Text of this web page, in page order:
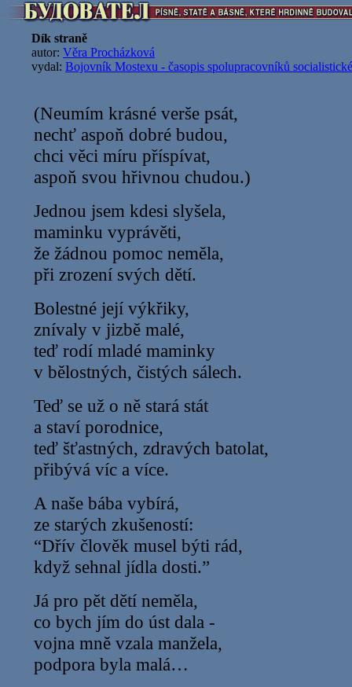
Dík straně
autor: Věra Procházková
vydal: Bojovník Mostexu - časopis spolupracovníků
(Neumím krásné verše psát,
nechť aspoň dobré budou,
chci věci míru příspívat,
aspoň svou hřivnou chudou.)
Jednou jsem kdesi slyšela,
maminku vyprávěti,
že žádnou pomoc neměla,
při zrození svých dětí.
Bolestné její výkřiky,
znívaly v jizbě malé,
teď rodí mladé maminky
v bělostných, čistých sálech.
Teď se už o ně stará stát
a staví porodnice,
teď šťastných, zdravých batolat,
přibývá víc a více.
A naše bába vybírá,
ze starých zkušeností:
“Dřív člověk musel býti rád,
když sehnal jídla dosti.”
Já pro pět dětí neměla,
co bych jím do úst dala -
vojna mně vzala manžela,
podpora byla malá…